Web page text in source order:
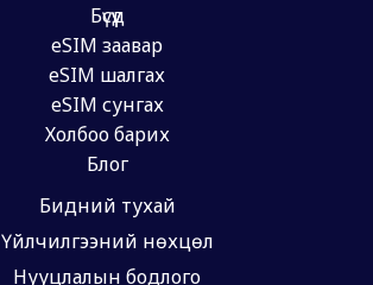
Бүсүүд
eSIM заавар
eSIM шалгах
eSIM сунгах
Холбоо барих
Блог
Бидний тухай
Үйлчилгээний нөхцөл
Нууцлалын бодлого